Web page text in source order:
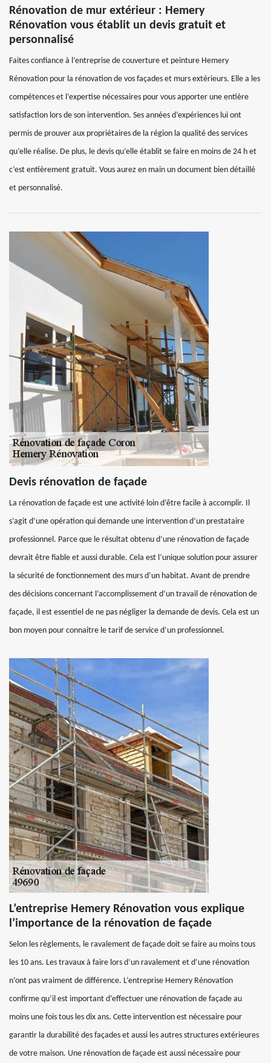
Rénovation de mur extérieur : Hemery
Rénovation vous établit un devis gratuit et
personnalisé
Faites confiance à l’entreprise de couverture et peinture Hemery
Rénovation pour la rénovation de vos façades et murs extérieurs. Elle a les
compétences et l’expertise nécessaires pour vous apporter une entière
satisfaction lors de son intervention. Ses années d’expériences lui ont
permis de prouver aux propriétaires de la région la qualité des services
qu’elle réalise. De plus, le devis qu’elle établit se faire en moins de 24 h et
c’est entièrement gratuit. Vous aurez en main un document bien détaillé
et personnalisé.
Devis rénovation de façade
La rénovation de façade est une activité loin d’être facile à accomplir. Il
s’agit d’une opération qui demande une intervention d’un prestataire
professionnel. Parce que le résultat obtenu d’une rénovation de façade
devrait être fiable et aussi durable. Cela est l’unique solution pour assurer
la sécurité de fonctionnement des murs d’un habitat. Avant de prendre
des décisions concernant l’accomplissement d’un travail de rénovation de
façade, il est essentiel de ne pas négliger la demande de devis. Cela est un
bon moyen pour connaitre le tarif de service d’un professionnel.
L’entreprise Hemery Rénovation vous explique
l’importance de la rénovation de façade
Selon les règlements, le ravalement de façade doit se faire au moins tous
les 10 ans. Les travaux à faire lors d’un ravalement et d’une rénovation
n’ont pas vraiment de différence. L’entreprise Hemery Rénovation
confirme qu’il est important d’effectuer une rénovation de façade au
moins une fois tous les dix ans. Cette intervention est nécessaire pour
garantir la durabilité des façades et aussi les autres structures extérieures
de votre maison. Une rénovation de façade est aussi nécessaire pour